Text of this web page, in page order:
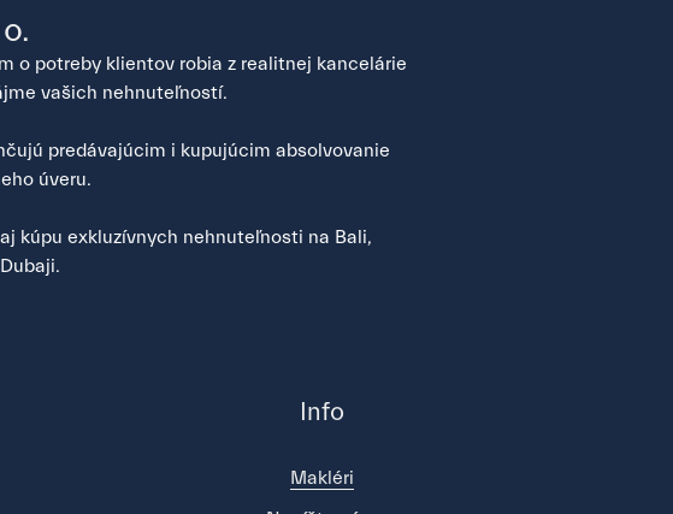
o potreby klientov robia z realitnej kancelárie
vašich nehnuteľností.
predávajúcim i kupujúcim absolvovanie
úveru.
kúpu exkluzívnych nehnuteľnosti na Bali,
Info
Makléri